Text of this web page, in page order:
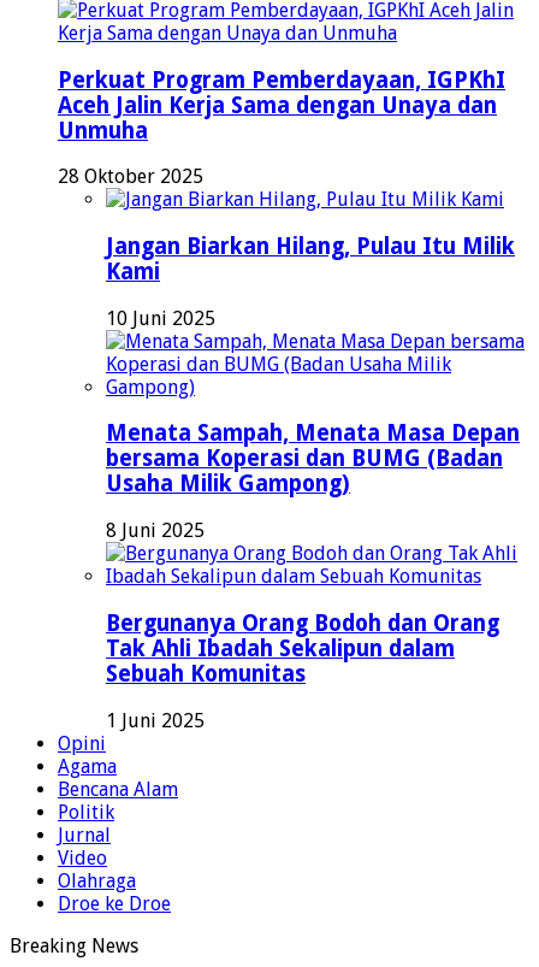
Perkuat Program Pemberdayaan, IGPKhI
Aceh Jalin Kerja Sama dengan Unaya dan
Unmuha
28 Oktober 2025
Jangan Biarkan Hilang, Pulau Itu Milik
Kami
10 Juni 2025
Menata Sampah, Menata Masa Depan
bersama Koperasi dan BUMG (Badan
Usaha Milik Gampong)
8 Juni 2025
Bergunanya Orang Bodoh dan Orang
Tak Ahli Ibadah Sekalipun dalam
Sebuah Komunitas
1 Juni 2025
Opini
Agama
Bencana Alam
Politik
Jurnal
Video
Olahraga
Droe ke Droe
Breaking News